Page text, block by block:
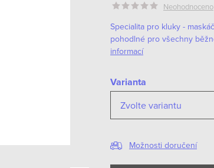
Neohodnoceno
Specialita pro kluky -
pohodlné pro všechny
informací
Varianta
Možnosti doručení